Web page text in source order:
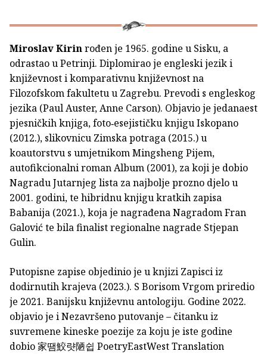
Miroslav Kirinrođen je 1965. godine u Sisku, a
odrastao u Petrinji. Diplomirao je engleski jezik i
književnost i komparativnu književnost na
Filozofskom fakultetu u Zagrebu. Prevodi s engleskog
jezika (Paul Auster, Anne Carson). Objavio je jedanaest
pjesničkih knjiga, foto­‑esejističku knjigu Iskopano
(2012.), slikovnicu Zimska potraga (2015.) u
koautorstvu s umjetnikom Mingsheng Pijem,
autofikcionalni roman Album (2001), za koji je dobio
Nagradu Jutarnjeg lista za najbolje prozno djelo u
2001. godini, te hibridnu knjigu kratkih zapisa
Babanija (2021.), koja je nagrađena Nagradom Fran
Galović te bila finalist regio­nalne nagrade Stjepan
Gulin.
Putopisne zapise objedinio je u knjizi Zapisci iz
dodirnutih krajeva (2023.). S Borisom Vrgom priredio
je 2021. Banijsku književnu antologiju. Godine 2022.
objavio je i Nezavršeno putovanje – čitanku iz
suvremene kineske poezije za koju je iste godine
dobio 家땜鮫럇陋쉽 PoetryEastWest Translation